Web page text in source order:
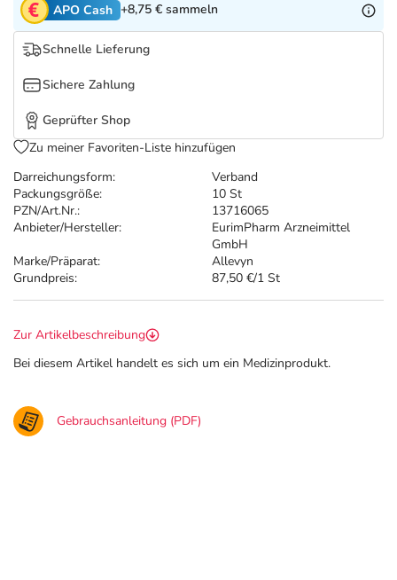
Tierapotheke
Marken
Salus Deals
Darreichungsform:
Verband
Packungsgröße:
10 St
PZN/Art.Nr.:
13716065
Anbieter/Hersteller:
EurimPharm Arzneimittel
GmbH
Marke/Präparat:
Allevyn
Grundpreis:
87,50 €/1 St
APO Cash +8,75 € sammeln
Schnelle Lieferung
Sichere Zahlung
Geprüfter Shop
Zu meiner Favoriten-Liste hinzufügen
Zur Artikelbeschreibung
Bei diesem Artikel handelt es sich um ein Medizinprodukt.
Gebrauchsanleitung (PDF)